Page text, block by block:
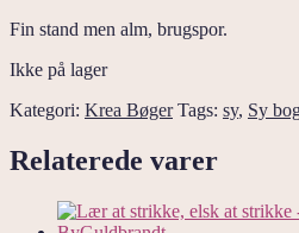
Fin stand men alm, brugspor.
Ikke på lager
Kategori: Krea Bøger Tags: sy, Sy
Relaterede varer